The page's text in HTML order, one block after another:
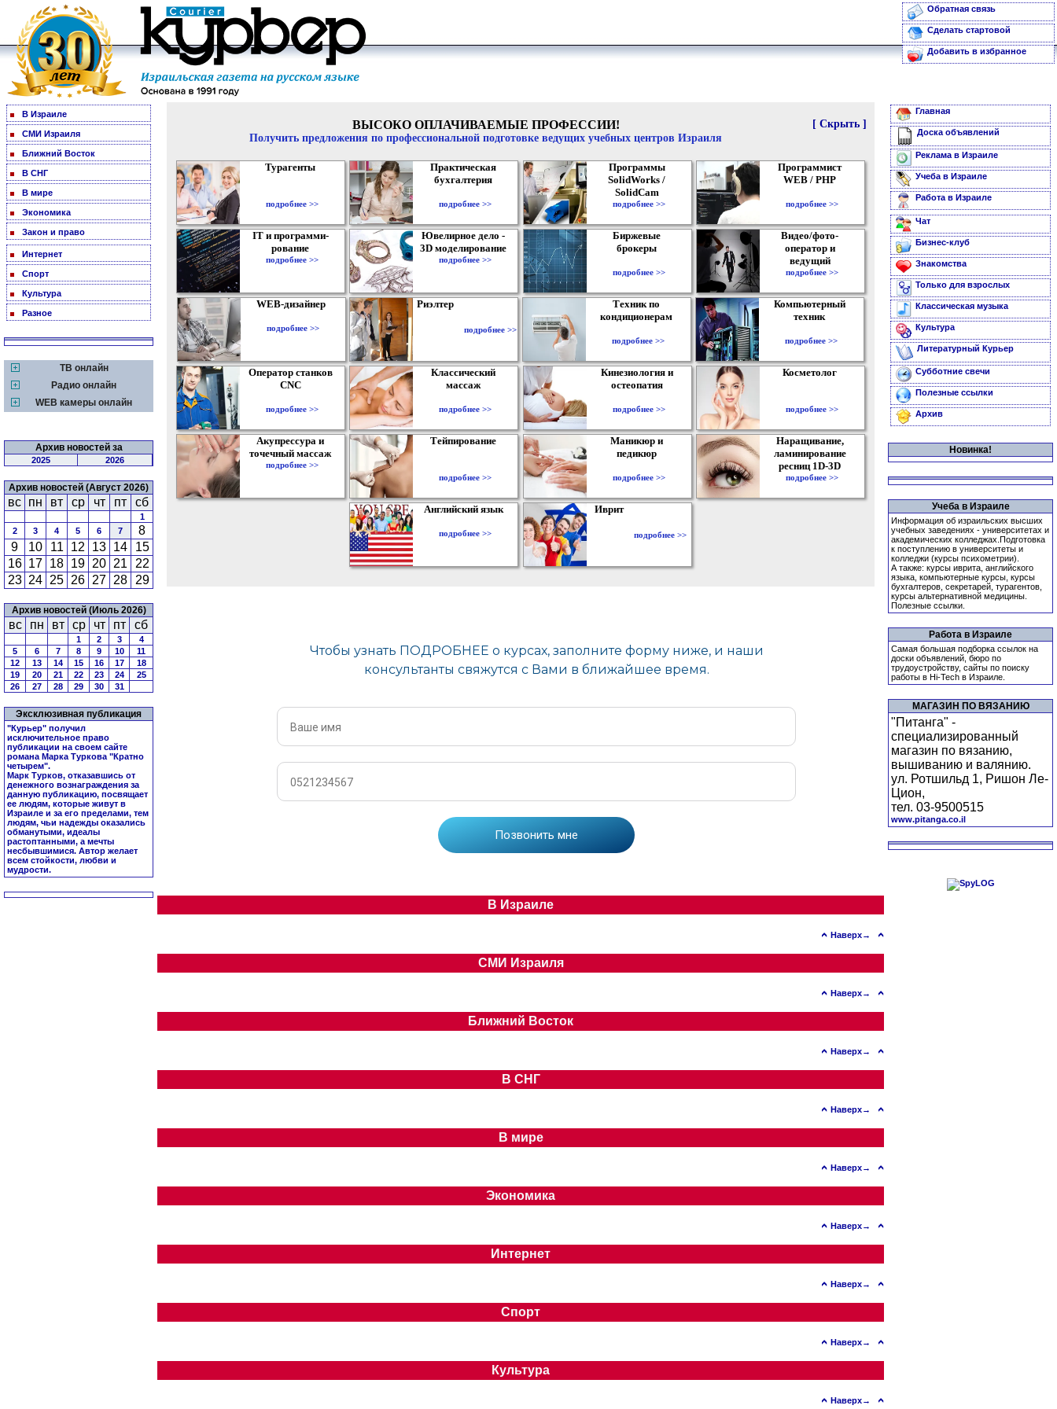
Обратная связь
Сделать стартовой
Добавить в избранное
В Израиле
СМИ Израиля
Ближний Восток
В СНГ
В мире
Экономика
Закон и право
Интернет
Спорт
Культура
Разное
ТВ онлайн
Радио онлайн
WEB камеры онлайн
Архив новостей за
2025 2026
Архив новостей (Август 2026)
вс пн вт ср чт пт сб
1
2
3 4 5 6 7
8
9
10 11 12 13 14
15
16 17 18 19 20 21
22
23 24 25 26 27 28 29
Архив новостей (Июль 2026)
вс пн вт ср чт пт сб
1 2 3
4
5
6 7 8 9 10
11
12
13 14 15 16 17
18
19
20 21 22 23 24
25
26
27 28 29 30 31
Эксклюзивная публикация
"Курьер" получил
исключительное право
публикации на своем сайте
романа Марка Туркова "Кратно
четырем".
Марк Турков, отказавшись от
денежного вознаграждения за
данную публикацию, посвящает
ее людям, которые живут в
Израиле и за его пределами, тем
людям, чьи надежды оказались
обманутыми, идеалы
растоптанными, а мечты
несбывшимися. Автор желает
всем стойкости, любви и
мудрости.
[ Скрыть ]
ВЫСОКО ОПЛАЧИВАЕМЫЕ ПРОФЕССИИ!
Получить предложения по профессиональной подготовке ведущих учебных центров Израиля
Турагенты
подробнее >>
Практическая
бухгалтерия
подробнее >>
Программы
SolidWorks /
SolidCam
подробнее >>
Программист
WEB / PHP
подробнее >>
IT и программи-
рование
подробнее >>
Ювелирное дело -
3D моделирование
подробнее >>
Биржевые
брокеры
подробнее >>
Видео/фото-
оператор и
ведущий
подробнее >>
WEB-дизайнер
подробнее >>
Риэлтер
подробнее >>
Техник по
кондиционерам
подробнее >>
Компьютерный
техник
подробнее >>
Оператор станков
CNC
подробнее >>
Классический
массаж
подробнее >>
Кинезиология и
остеопатия
подробнее >>
Косметолог
подробнее >>
Акупрессура и
точечный массаж
подробнее >>
Тейпирование
подробнее >>
Маникюр и
педикюр
подробнее >>
Наращивание,
ламинирование
ресниц 1D-3D
подробнее >>
Английский язык
подробнее >>
Иврит
подробнее >>
В Израиле
Наверх→
СМИ Израиля
Наверх→
Ближний Восток
Наверх→
В СНГ
Наверх→
В мире
Наверх→
Экономика
Наверх→
Интернет
Наверх→
Спорт
Наверх→
Культура
Наверх→
Главная
Доска объявлений
Реклама в Израиле
Учеба в Израиле
Работа в Израиле
Чат
Бизнес-клуб
Знакомства
Только для взрослых
Классическая музыка
Культура
Литературный Курьер
Субботние свечи
Полезные ссылки
Архив
Новинка!
Учеба в Израиле
Информация об израильских высших
учебных заведениях - университетах и
академических колледжах.Подготовка
к поступлению в университеты и
колледжи (курсы психометрии).
А также: курсы иврита, английского
языка, компьютерные курсы, курсы
бухгалтеров, секретарей, турагентов,
курсы альтернативной медицины.
Полезные ссылки.
Работа в Израиле
Самая большая подборка ссылок на
доски объявлений, бюро по
трудоустройству, сайты по поиску
работы в Hi-Tech в Израиле.
МАГАЗИН ПО ВЯЗАНИЮ
"Питанга" -
специализированный
магазин по вязанию,
вышиванию и валянию.
ул. Ротшильд 1, Ришон Ле-
Цион,
тел. 03-9500515
www.pitanga.co.il